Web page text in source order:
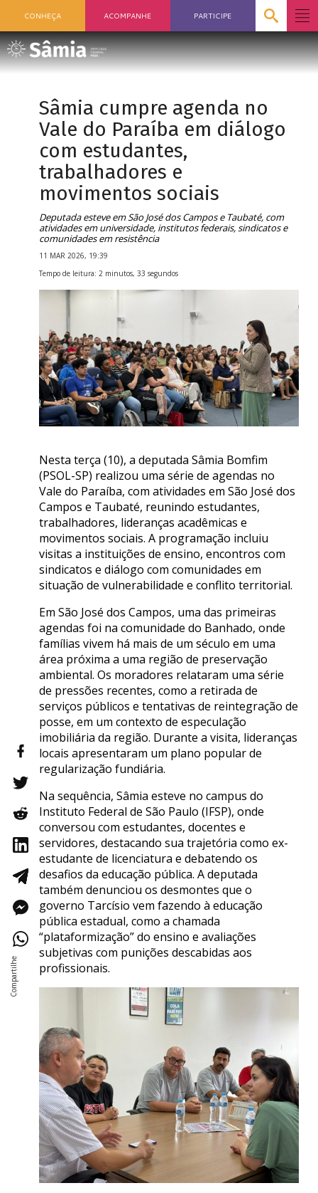
CONHEÇA ACOMPANHE PARTICIPE
Sâmia cumpre agenda no
Vale do Paraíba em diálogo
com estudantes,
trabalhadores e
movimentos sociais
Deputada esteve em São José dos Campos e Taubaté, com
atividades em universidade, institutos federais, sindicatos e
comunidades em resistência
11 MAR 2026, 19:39
Tempo de leitura: 2 minutos, 33 segundos
Nesta terça (10), a deputada Sâmia Bomfim
(PSOL-SP) realizou uma série de agendas no
Vale do Paraíba, com atividades em São José dos
Campos e Taubaté, reunindo estudantes,
trabalhadores, lideranças acadêmicas e
movimentos sociais. A programação incluiu
visitas a instituições de ensino, encontros com
sindicatos e diálogo com comunidades em
situação de vulnerabilidade e conflito territorial.
Em São José dos Campos, uma das primeiras
agendas foi na comunidade do Banhado, onde
famílias vivem há mais de um século em uma
área próxima a uma região de preservação
ambiental. Os moradores relataram uma série
de pressões recentes, como a retirada de
serviços públicos e tentativas de reintegração de
posse, em um contexto de especulação
imobiliária da região. Durante a visita, lideranças
locais apresentaram um plano popular de
regularização fundiária.
Na sequência, Sâmia esteve no campus do
Instituto Federal de São Paulo (IFSP), onde
conversou com estudantes, docentes e
servidores, destacando sua trajetória como ex-
estudante de licenciatura e debatendo os
desafios da educação pública. A deputada
também denunciou os desmontes que o
governo Tarcísio vem fazendo à educação
pública estadual, como a chamada
“plataformização” do ensino e avaliações
subjetivas com punições descabidas aos
profissionais.